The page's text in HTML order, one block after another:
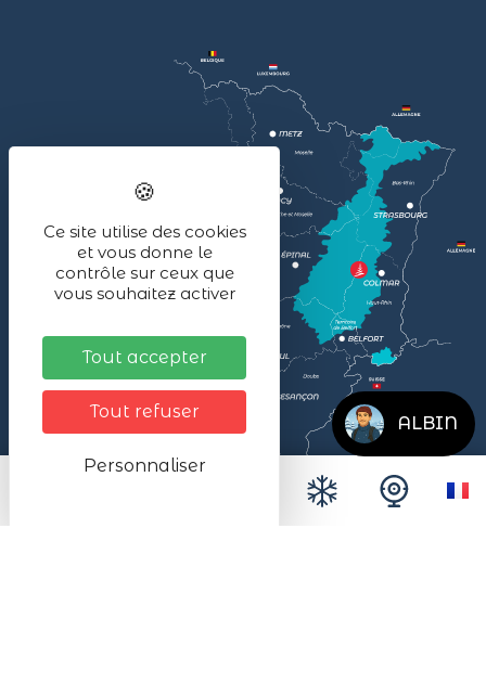
ALBIN
Ce site utilise des cookies
et vous donne le
contrôle sur ceux que
vous souhaitez activer
Tout accepter
Tout refuser
Personnaliser